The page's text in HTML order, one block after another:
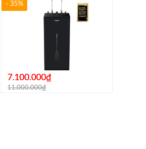
- 35%
7.100.000₫
11.000.000₫